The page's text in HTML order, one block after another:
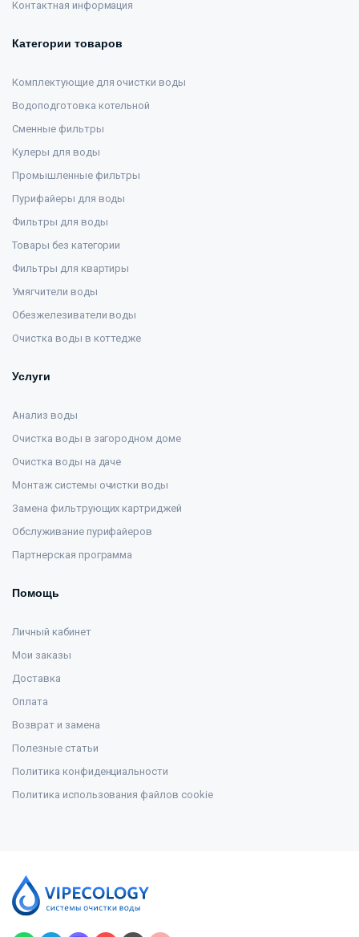
Контактная информация
Категории товаров
Комплектующие для очистки воды
Водоподготовка котельной
Сменные фильтры
Кулеры для воды
Промышленные фильтры
Пурифайеры для воды
Фильтры для воды
Товары без категории
Фильтры для квартиры
Умягчители воды
Обезжелезиватели воды
Очистка воды в коттедже
Услуги
Анализ воды
Очистка воды в загородном доме
Очистка воды на даче
Монтаж системы очистки воды
Замена фильтрующих картриджей
Обслуживание пурифайеров
Партнерская программа
Помощь
Личный кабинет
Мои заказы
Доставка
Оплата
Возврат и замена
Полезные статьи
Политика конфиденциальности
Политика использования файлов cookie